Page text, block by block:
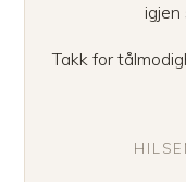
igjen
Takk for